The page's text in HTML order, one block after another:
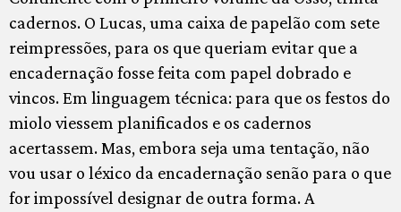
cadernos. O Lucas, uma caixa de papelão com sete
reimpressões, para os que queriam evitar que a
encadernação fosse feita com papel dobrado e
vincos. Em linguagem técnica: para que os festos do
miolo viessem planificados e os cadernos
acertassem. Mas, embora seja uma tentação, não
vou usar o léxico da encadernação senão para o que
for impossível designar de outra forma. A